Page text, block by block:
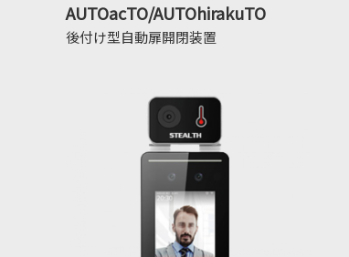
AUTOacTO/AUTOhirakuTO
後付け型自動扉開閉装置